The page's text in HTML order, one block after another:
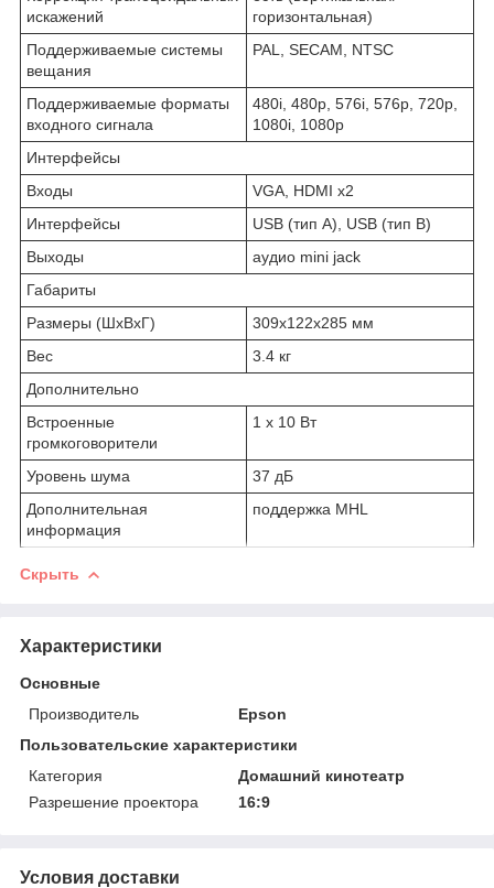
искажений
горизонтальная)
Поддерживаемые системы
вещания
PAL, SECAM, NTSC
Поддерживаемые форматы
входного сигнала
480i, 480p, 576i, 576p, 720p,
1080i, 1080p
Интерфейсы
Входы
VGA, HDMI x2
Интерфейсы
USB (тип A), USB (тип B)
Выходы
аудио mini jack
Габариты
Размеры (ШxВxГ)
309x122x285 мм
Вес
3.4 кг
Дополнительно
Встроенные
громкоговорители
1 x 10 Вт
Уровень шума
37 дБ
Дополнительная
информация
поддержка MHL
Скрыть
Характеристики
Основные
Производитель
Epson
Пользовательские характеристики
Категория
Домашний кинотеатр
Разрешение проектора
16:9
Условия доставки